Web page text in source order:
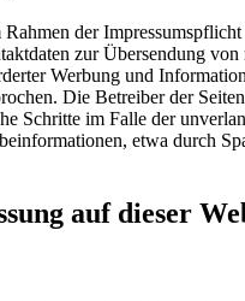
der Impressumspflicht
zur Übersendung von
Werbung und
Die Betreiber der
Schritte im Falle der
etwa durch
auf dieser